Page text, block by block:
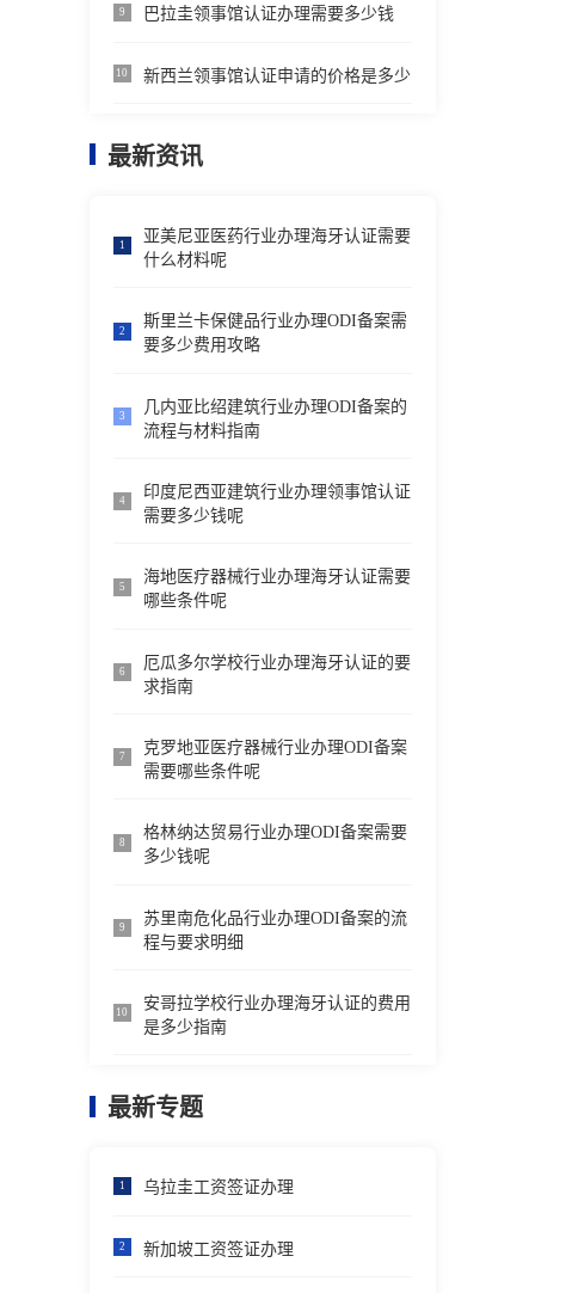
9 巴拉圭领事馆认证办理需要多少钱
10 新西兰领事馆认证申请的价格是多少
最新资讯
1
亚美尼亚医药行业办理海牙认证需要
什么材料呢
2
斯里兰卡保健品行业办理ODI备案需
要多少费用攻略
3
几内亚比绍建筑行业办理ODI备案的
流程与材料指南
4
印度尼西亚建筑行业办理领事馆认证
需要多少钱呢
5
海地医疗器械行业办理海牙认证需要
哪些条件呢
6
厄瓜多尔学校行业办理海牙认证的要
求指南
7
克罗地亚医疗器械行业办理ODI备案
需要哪些条件呢
8
格林纳达贸易行业办理ODI备案需要
多少钱呢
9
苏里南危化品行业办理ODI备案的流
程与要求明细
10
安哥拉学校行业办理海牙认证的费用
是多少指南
最新专题
1 乌拉圭工资签证办理
2 新加坡工资签证办理